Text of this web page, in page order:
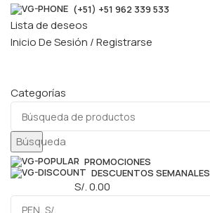
(+51) +51 962 339 533
Lista de deseos
Inicio De Sesión / Registrarse
Categorías
Búsqueda
PROMOCIONES
DESCUENTOS SEMANALES
S/.0.00